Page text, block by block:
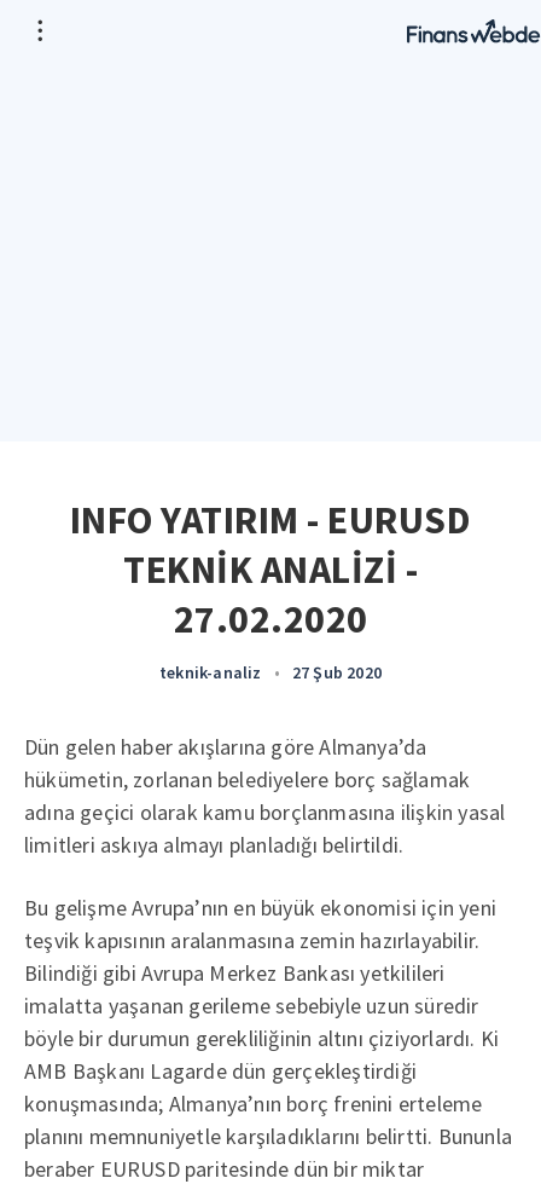
INFO YATIRIM - EURUSD
TEKNİK ANALİZİ -
27.02.2020
teknik-analiz • 27 Şub 2020
Dün gelen haber akışlarına göre Almanya’da
hükümetin, zorlanan belediyelere borç sağlamak
adına geçici olarak kamu borçlanmasına ilişkin yasal
limitleri askıya almayı planladığı belirtildi.
Bu gelişme Avrupa’nın en büyük ekonomisi için yeni
teşvik kapısının aralanmasına zemin hazırlayabilir.
Bilindiği gibi Avrupa Merkez Bankası yetkilileri
imalatta yaşanan gerileme sebebiyle uzun süredir
böyle bir durumun gerekliliğinin altını çiziyorlardı. Ki
AMB Başkanı Lagarde dün gerçekleştirdiği
konuşmasında; Almanya’nın borç frenini erteleme
planını memnuniyetle karşıladıklarını belirtti. Bununla
beraber EURUSD paritesinde dün bir miktar